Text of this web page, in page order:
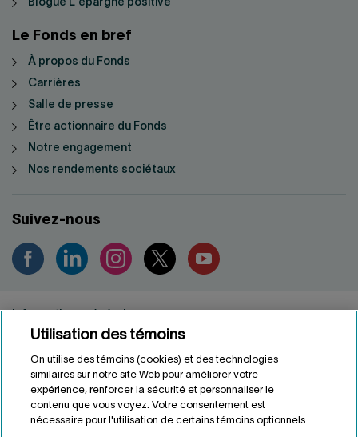
Blogue L'épargne positive
Le Fonds en bref
À propos du Fonds
Carrières
Salle de presse
Être actionnaire du Fonds
Notre engagement
Nos rendements sociétaux
Suivez-nous
Informations générales
Renseignements personnels
Conditions d'utilisation
Accessibilité
Personnaliser les témoins
Utilisation des témoins
On utilise des témoins (cookies) et des technologies
similaires sur notre site Web pour améliorer votre
expérience, renforcer la sécurité et personnaliser le
contenu que vous voyez. Votre consentement est
nécessaire pour l'utilisation de certains témoins optionnels.